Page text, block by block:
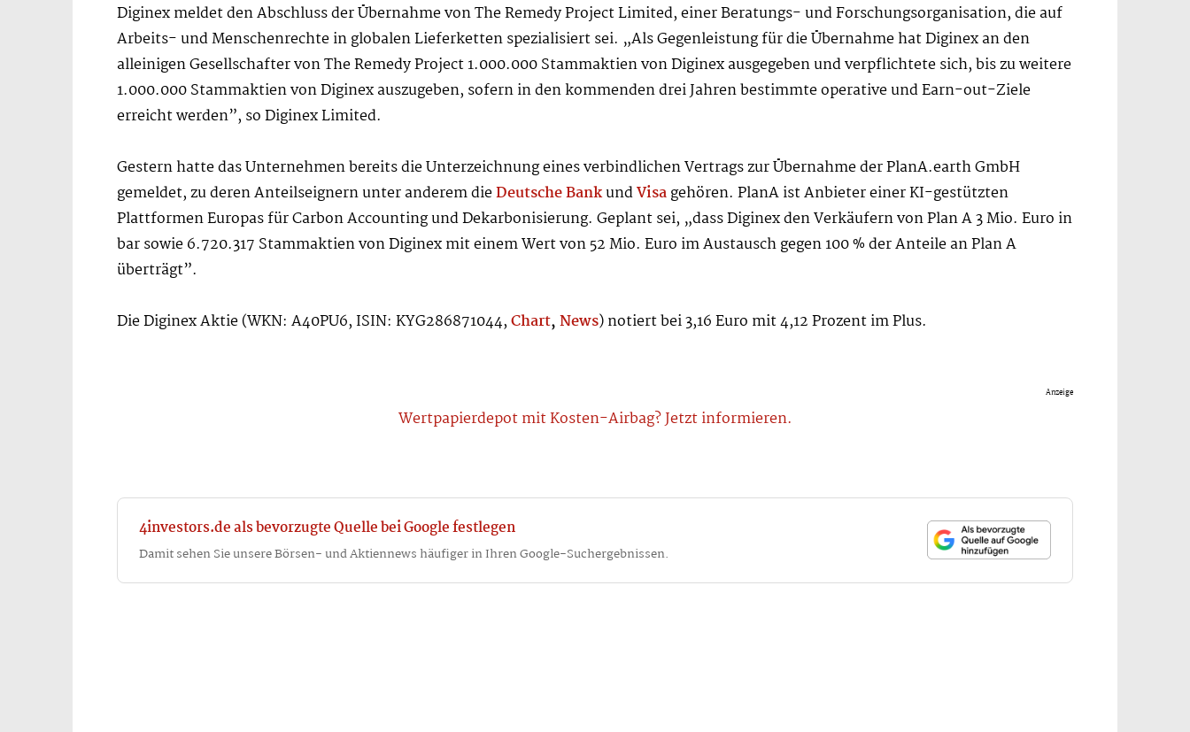
Diginex meldet den Abschluss der Übernahme von The Remedy Project Limited, einer Beratungs- und Forschungsorganisation, die auf
Arbeits- und Menschenrechte in globalen Lieferketten spezialisiert sei. „Als Gegenleistung für die Übernahme hat Diginex an den
alleinigen Gesellschafter von The Remedy Project 1.000.000 Stammaktien von Diginex ausgegeben und verpflichtete sich, bis zu weitere
1.000.000 Stammaktien von Diginex auszugeben, sofern in den kommenden drei Jahren bestimmte operative und Earn-out-Ziele
erreicht werden”, so Diginex Limited.
Gestern hatte das Unternehmen bereits die Unterzeichnung eines verbindlichen Vertrags zur Übernahme der PlanA.earth GmbH
gemeldet, zu deren Anteilseignern unter anderem dieDeutsche BankundVisagehören. PlanA ist Anbieter einer KI-gestützten
Plattformen Europas für Carbon Accounting und Dekarbonisierung. Geplant sei, „dass Diginex den Verkäufern von Plan A 3 Mio. Euro in
bar sowie 6.720.317 Stammaktien von Diginex mit einem Wert von 52 Mio. Euro im Austausch gegen 100 % der Anteile an Plan A
überträgt”.
Die Diginex Aktie (WKN: A40PU6, ISIN: KYG286871044,Chart,News) notiert bei 3,16 Euro mit 4,12 Prozent im Plus.
Anzeige
Wertpapierdepot mit Kosten-Airbag? Jetzt informieren.
4investors.de als bevorzugte Quelle bei Google festlegen
Damit sehen Sie unsere Börsen- und Aktiennews häufiger in Ihren Google-Suchergebnissen.